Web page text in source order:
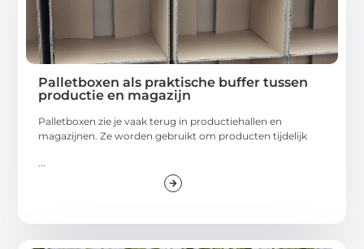
Palletboxen als praktische buffer tussen
productie en magazijn
Palletboxen zie je vaak terug in productiehallen en
magazijnen. Ze worden gebruikt om producten tijdelijk